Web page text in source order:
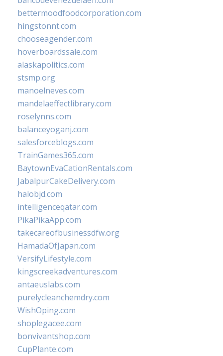
bettermoodfoodcorporation.com
hingstonnt.com
chooseagender.com
hoverboardssale.com
alaskapolitics.com
stsmp.org
manoelneves.com
mandelaeffectlibrary.com
roselynns.com
balanceyoganj.com
salesforceblogs.com
TrainGames365.com
BaytownEvaCationRentals.com
JabalpurCakeDelivery.com
halobjd.com
intelligenceqatar.com
PikaPikaApp.com
takecareofbusinessdfw.org
HamadaOfJapan.com
VersifyLifestyle.com
kingscreekadventures.com
antaeuslabs.com
purelycleanchemdry.com
WishOping.com
shoplegacee.com
bonvivantshop.com
CupPlante.com